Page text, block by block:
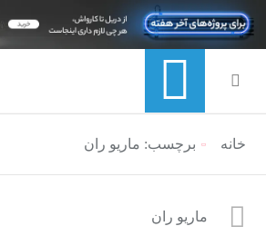
منوی ناوبری خرده نان
خانه برچسب: ماریو ران
ماریو ران